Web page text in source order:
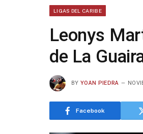
LIGAS DEL CARIBE
Leonys
de La
BY YOAN PIEDRA
Facebook